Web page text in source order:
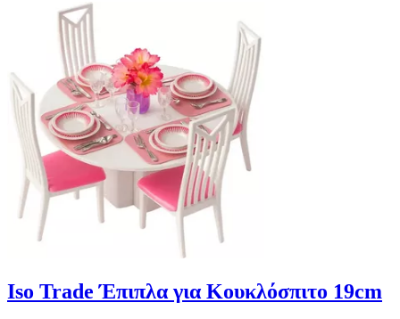
Iso Trade Έπιπλα για Κουκλόσπιτο 19cm